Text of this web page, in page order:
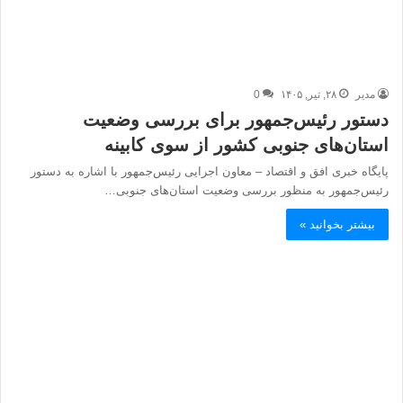
مدیر ۲۸, تیر, ۱۴۰۵ 0
دستور رئیس‌جمهور برای بررسی وضعیت
استان‌های جنوبی کشور از سوی کابینه
پایگاه خبری افق و اقتصاد – معاون اجرایی رئیس‌جمهور با اشاره به دستور
رئیس‌جمهور به منظور بررسی وضعیت استان‌های جنوبی…
بیشتر بخوانید »